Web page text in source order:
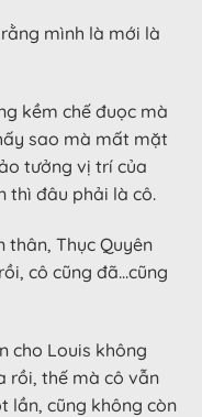
mình là mới là
kềm chế đuọc mà
sao mà mất mặt
tưởng vị trí của
thì đâu phải là cô.
thân, Thục Quyên
cô cũng đã…cũng
cho Louis không
rồi, thế mà cô vẫn
lần, cũng không còn